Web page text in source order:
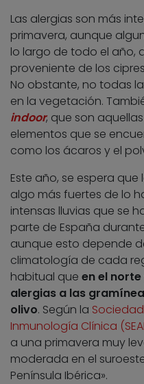
Las alergias son más
primavera, aunque
lo largo de todo el año,
proveniente de los
No obstante, no todas
en la vegetación.
indoor, que son
elementos que se
como los ácaros y el
Este año, se espera
algo más fuertes de lo
intensas lluvias que se
parte de España
aunque esto depende
climatología de cada
habitual que en el
alergias a las
olivo. Según la
Inmunología Clínica
a una primavera muy
moderada en el
Península Ibérica».